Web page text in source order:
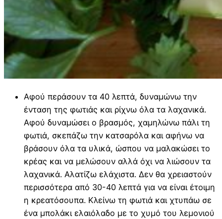
Αφού περάσουν τα 40 λεπτά, δυναμώνω την
ένταση της φωτιάς και ρίχνω όλα τα λαχανικά.
Αφού δυναμώσει ο βρασμός, χαμηλώνω πάλι τη
φωτιά, σκεπάζω την κατσαρόλα και αφήνω να
βράσουν όλα τα υλικά, ώσπου να μαλακώσει το
κρέας και να μελώσουν αλλά όχι να λιώσουν τα
λαχανικά. Αλατίζω ελάχιστα. Δεν θα χρειαστούν
περισσότερα από 30-40 λεπτά για να είναι έτοιμη
η κρεατόσουπα. Κλείνω τη φωτιά και χτυπάω σε
ένα μπολάκι ελαιόλαδο με το χυμό του λεμονιού